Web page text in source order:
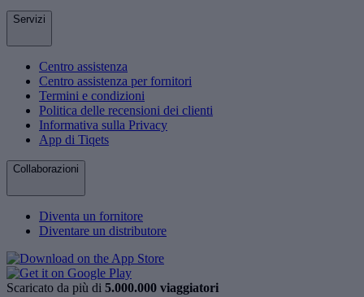
Servizi
Centro assistenza
Centro assistenza per fornitori
Termini e condizioni
Politica delle recensioni dei clienti
Informativa sulla Privacy
App di Tiqets
Collaborazioni
Diventa un fornitore
Diventare un distributore
Scaricato da più di 5.000.000 viaggiatori